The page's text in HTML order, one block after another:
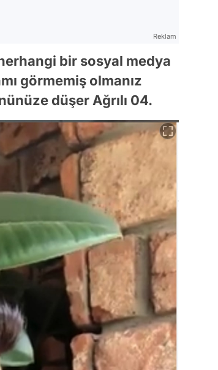
Reklam
bir sosyal medya
görmemiş olmanız
düşer Ağrılı 04.